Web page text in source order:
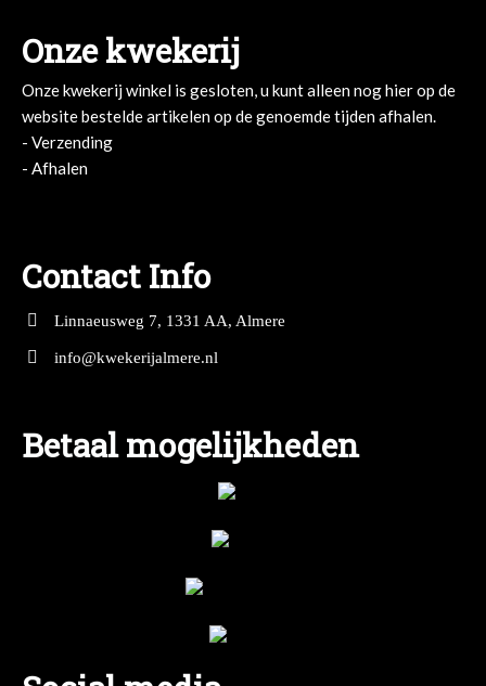
Onze kwekerij
Onze kwekerij winkel is gesloten, u kunt alleen nog hier op de
website bestelde artikelen op de genoemde tijden afhalen.
- Verzending
- Afhalen
Contact Info
Linnaeusweg 7, 1331 AA, Almere
info@kwekerijalmere.nl
Betaal mogelijkheden